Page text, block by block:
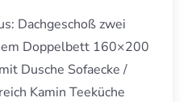
Dachgeschoß zwei
Doppelbett 160×200
Dusche Sofaecke /
Kamin Teeküche